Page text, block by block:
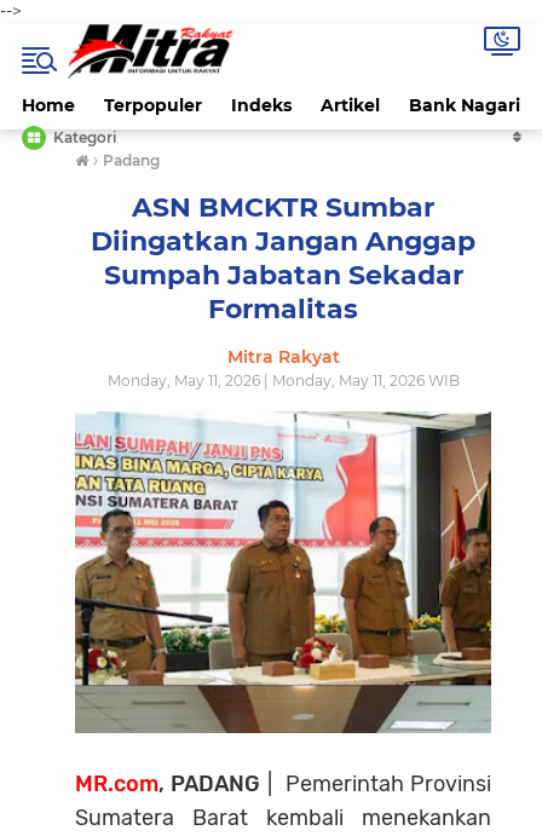
-->
Home Terpopuler Indeks Artikel Bank Nagari
Kategori
› Padang
ASN BMCKTR Sumbar
Diingatkan Jangan Anggap
Sumpah Jabatan Sekadar
Formalitas
Mitra Rakyat
Monday, May 11, 2026 | Monday, May 11, 2026 WIB
MR.com, PADANG | Pemerintah Provinsi
Sumatera Barat kembali menekankan